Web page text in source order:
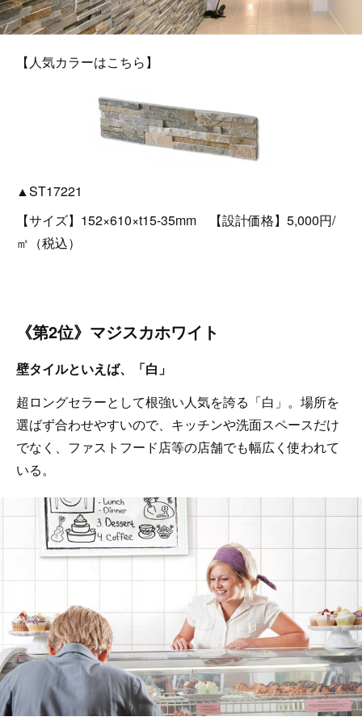
【人気カラーはこちら】
▲ST17221
【サイズ】152×610×t15-35mm 【設計価格】5,000円/
㎡（税込）
《第2位》マジスカホワイト
壁タイルといえば、「白」
超ロングセラーとして根強い人気を誇る「白」。場所を
選ばず合わせやすいので、キッチンや洗面スペースだけ
でなく、ファストフード店等の店舗でも幅広く使われて
いる。